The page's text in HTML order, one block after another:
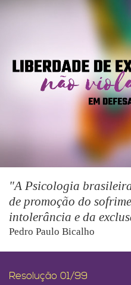
"A Psicologia
de promoção do
intolerância e da
Pedro Paulo Bicalho
Resolução 01/99